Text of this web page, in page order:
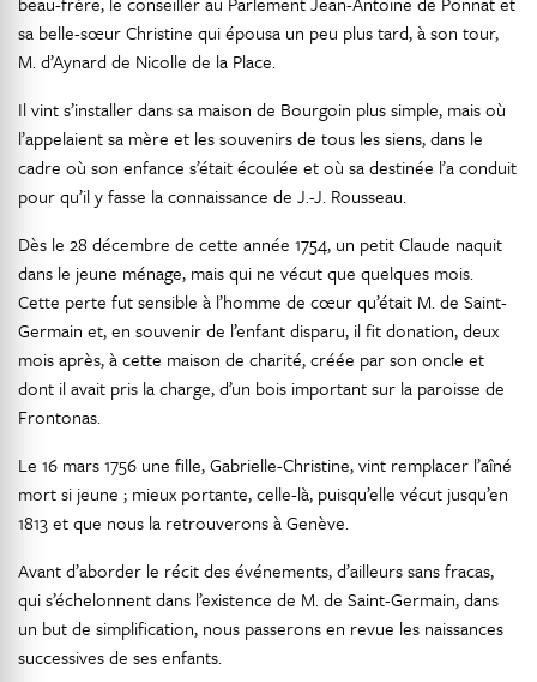
sa belle-sœur Christine qui épousa un peu plus tard, à son tour,
M. d’Aynard de Nicolle de la Place.
Il vint s’installer dans sa maison de Bourgoin plus simple, mais où
l’appelaient sa mère et les souvenirs de tous les siens, dans le
cadre où son enfance s’était écoulée et où sa destinée l’a conduit
pour qu’il y fasse la connaissance de J.-J. Rousseau.
Dès le 28 décembre de cette année 1754, un petit Claude naquit
dans le jeune ménage, mais qui ne vécut que quelques mois.
Cette perte fut sensible à l’homme de cœur qu’était M. de Saint-
Germain et, en souvenir de l’enfant disparu, il fit donation, deux
mois après, à cette maison de charité, créée par son oncle et
dont il avait pris la charge, d’un bois important sur la paroisse de
Frontonas.
Le 16 mars 1756 une fille, Gabrielle-Christine, vint remplacer l’aîné
mort si jeune ; mieux portante, celle-là, puisqu’elle vécut jusqu’en
1813 et que nous la retrouverons à Genève.
Avant d’aborder le récit des événements, d’ailleurs sans fracas,
qui s’échelonnent dans l’existence de M. de Saint-Germain, dans
un but de simplification, nous passerons en revue les naissances
successives de ses enfants.